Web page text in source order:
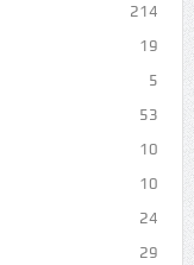
214
19
5
53
10
10
24
29